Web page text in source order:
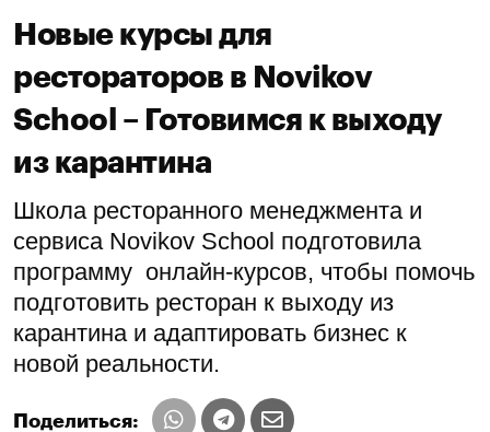
Новые курсы для
рестораторов в Novikov
School – Готовимся к выходу
из карантина
Школа ресторанного менеджмента и
сервиса Novikov School подготовила
программу онлайн-курсов, чтобы помочь
подготовить ресторан к выходу из
карантина и адаптировать бизнес к
новой реальности.
Поделиться: